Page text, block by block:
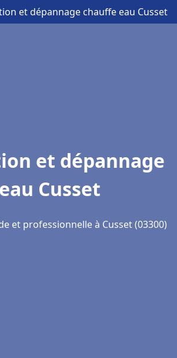
et dépannage chauffe eau Cusset
et dépannage
Cusset
et professionnelle à Cusset (03300)